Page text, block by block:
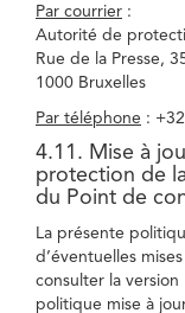
Par courrier :
Autorité de
Rue de la Presse,
1000 Bruxelles
Par téléphone :
4.11. Mise à
protection de
du Point de
La présente
d’éventuelles
consulter la
politique mise à